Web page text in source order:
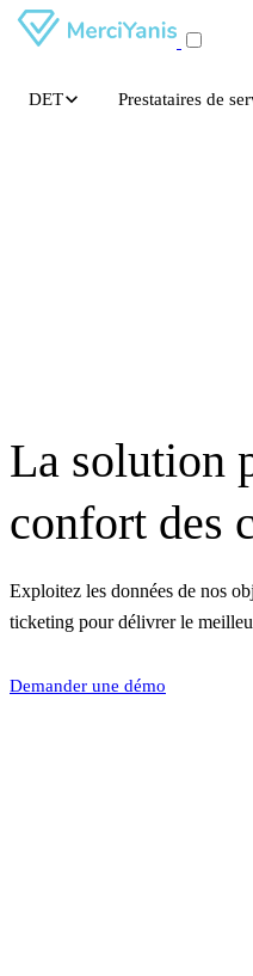
DET Prestataires de
La solution
confort des
Exploitez les données de nos
ticketing pour délivrer le
Demander une démo